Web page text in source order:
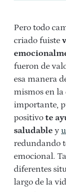
Pero todo
criado fuiste
fueron de
esa manera
mismos en la
importante,
positivo te
saludable y
redundando
emocional.
diferentes
largo de la